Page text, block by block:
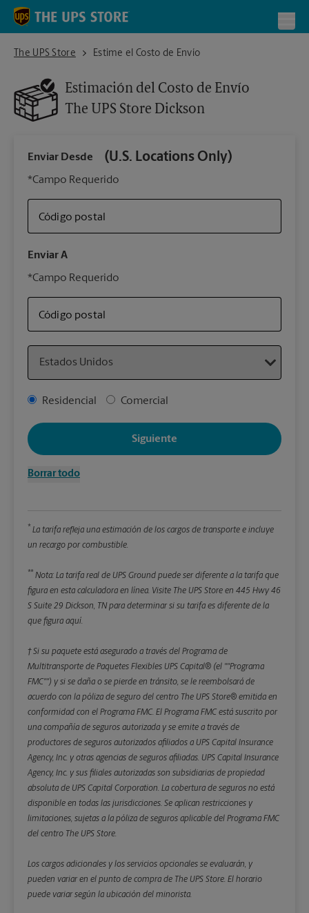
Skip to content
Return to Nav
The UPS Store
The UPS Store DicksonEstime el Costo de Envío
Estimación del Costo de Envío
The UPS Store Dickson
Enviar Desde (U.S. Locations Only)
*Campo Requerido
Código postal
Enviar A
*Campo Requerido
Código postal
Address Type
Residencial Comercial
Borrar todo
Siguiente
* La tarifa refleja una estimación de los cargos de transporte e incluye
un recargo por combustible.
** Nota: La tarifa real de UPS Ground puede ser diferente a la tarifa que
figura en esta calculadora en línea. Visite The UPS Store en 445 Hwy 46
S Suite 29 Dickson, TN para determinar si su tarifa es diferente de la
que figura aquí.
† Si su paquete está asegurado a través del Programa de
Multitransporte de Paquetes Flexibles UPS Capital® (el ""Programa
FMC"") y si se daña o se pierde en tránsito, se le reembolsará de
acuerdo con la póliza de seguro del centro The UPS Store® emitida en
conformidad con el Programa FMC. El Programa FMC está suscrito por
una compañía de seguros autorizada y se emite a través de
productores de seguros autorizados afiliados a UPS Capital Insurance
Agency, Inc. y otras agencias de seguros afiliadas. UPS Capital Insurance
Agency, Inc. y sus filiales autorizadas son subsidiarias de propiedad
absoluta de UPS Capital Corporation. La cobertura de seguros no está
disponible en todas las jurisdicciones. Se aplican restricciones y
limitaciones, sujetas a la póliza de seguros aplicable del Programa FMC
del centro The UPS Store.
Los cargos adicionales y los servicios opcionales se evaluarán, y
pueden variar en el punto de compra de The UPS Store. El horario
puede variar según la ubicación del minorista.